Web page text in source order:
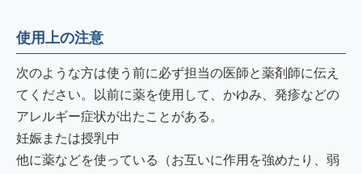
使用上の注意
次のような方は使う前に必ず担当の医師と薬剤師に伝え
てください。以前に薬を使用して、かゆみ、発疹などの
アレルギー症状が出たことがある。
妊娠または授乳中
他に薬などを使っている（お互いに作用を強めたり、弱